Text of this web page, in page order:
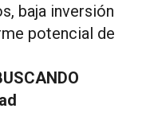
baja inversión
potencial de